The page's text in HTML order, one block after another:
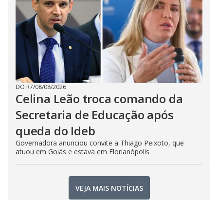
DO R7/08/08/2026
Celina Leão troca comando da
Secretaria de Educação após
queda do Ideb
Governadora anunciou convite a Thiago Peixoto, que
atuou em Goiás e estava em Florianópolis
VEJA MAIS NOTÍCIAS